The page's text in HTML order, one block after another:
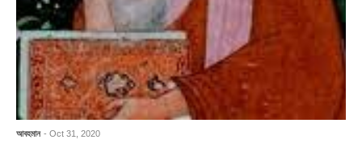
আবহমান - Oct 31, 2020